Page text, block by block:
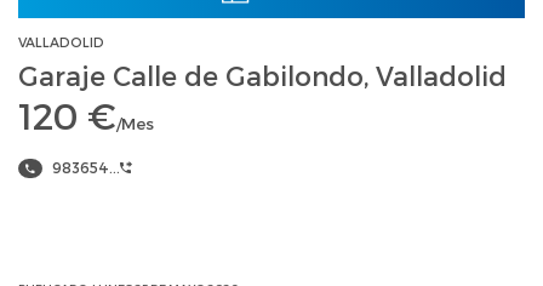
VALLADOLID
Garaje Calle de Gabilondo, Valladolid
120 €/Mes
983654...